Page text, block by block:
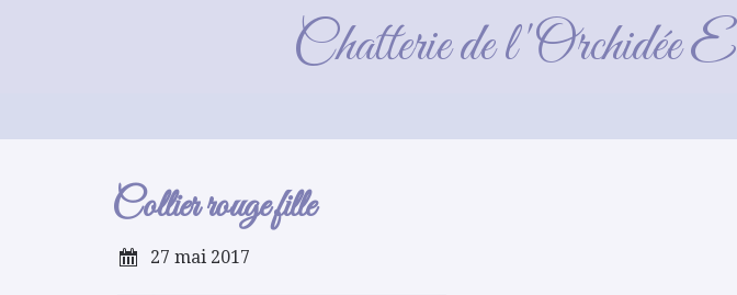
Chatterie de l'Orchidée
Collier
Collier rouge fille
27 mai 2017